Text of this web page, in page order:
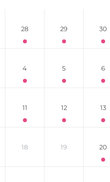
28 29 30
4 5 6
11 12 13
18 19 20